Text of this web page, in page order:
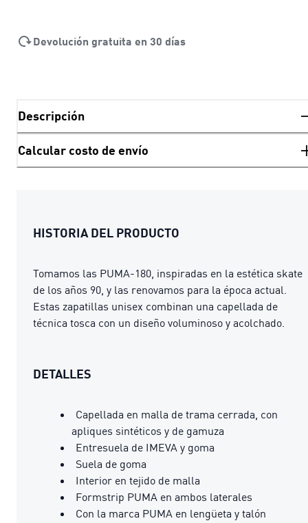
Devolución gratuita en 30 días
Descripción
Calcular costo de envío
HISTORIA DEL PRODUCTO
Tomamos las PUMA-180, inspiradas en la estética skate
de los años 90, y las renovamos para la época actual.
Estas zapatillas unisex combinan una capellada de
técnica tosca con un diseño voluminoso y acolchado.
DETALLES
Capellada en malla de trama cerrada, con
apliques sintéticos y de gamuza
Entresuela de IMEVA y goma
Suela de goma
Interior en tejido de malla
Formstrip PUMA en ambos laterales
Con la marca PUMA en lengüeta y talón